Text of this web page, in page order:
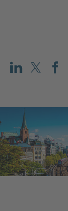
Teilen aufTeilen auf